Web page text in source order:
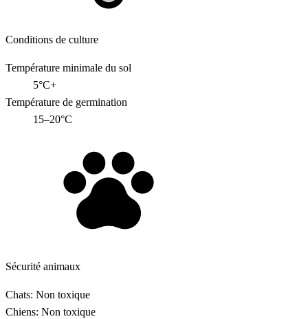
Conditions de culture
Température minimale du sol
5°C+
Température de germination
15–20°C
Sécurité animaux
Chats: Non toxique
Chiens: Non toxique